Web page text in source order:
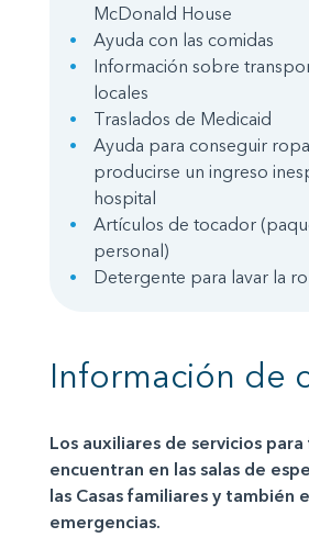
McDonald House
Ayuda con las comidas
Información sobre
locales
Traslados de Medicaid
Ayuda para conseguir
producirse un ingreso
hospital
Artículos de tocador
personal)
Detergente para lavar la
Información de
Los auxiliares de servicios para
encuentran en las salas de
las Casas familiares y también
emergencias.